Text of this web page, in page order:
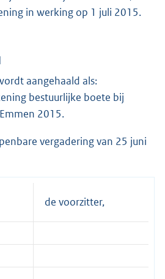
in werking op 1 juli 2015.
aangehaald als:
bestuurlijke boete bij
2015.
vergadering van 25 juni
de voorzitter,